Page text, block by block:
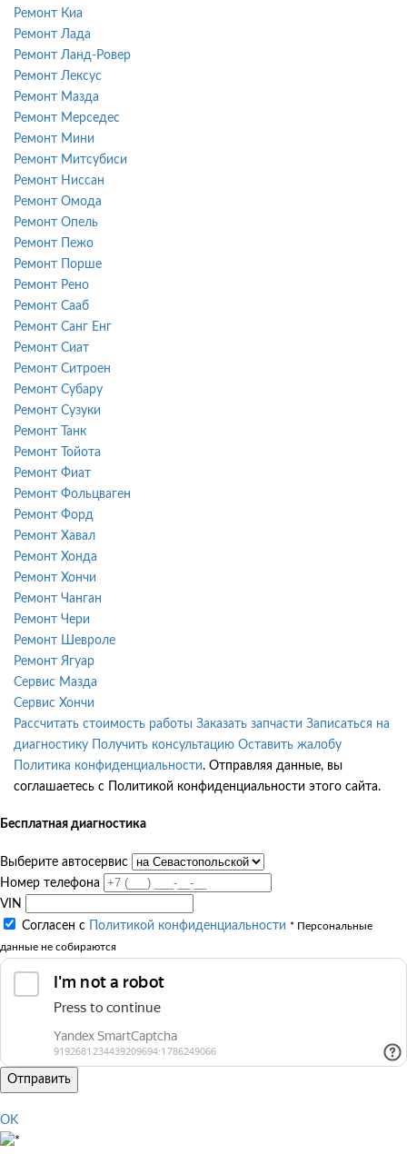
Ремонт Киа
Ремонт Лада
Ремонт Ланд-Ровер
Ремонт Лексус
Ремонт Мазда
Ремонт Мерседес
Ремонт Мини
Ремонт Митсубиси
Ремонт Ниссан
Ремонт Омода
Ремонт Опель
Ремонт Пежо
Ремонт Порше
Ремонт Рено
Ремонт Сааб
Ремонт Санг Енг
Ремонт Сиат
Ремонт Ситроен
Ремонт Субару
Ремонт Сузуки
Ремонт Танк
Ремонт Тойота
Ремонт Фиат
Ремонт Фольцваген
Ремонт Форд
Ремонт Хавал
Ремонт Хонда
Ремонт Хончи
Ремонт Чанган
Ремонт Чери
Ремонт Шевроле
Ремонт Ягуар
Сервис Мазда
Сервис Хончи
Рассчитать стоимость работы Заказать запчасти Записаться на
диагностику
Получить консультацию Оставить жалобу
Политика конфиденциальности. Отправляя данные, вы
соглашаетесь с Политикой конфиденциальности этого сайта.
Бесплатная диагностика
Выберите автосервис
Номер телефона
VIN
Согласен с
Политикой конфиденциальности * Персональные
данные не собираются
Отправить
OK